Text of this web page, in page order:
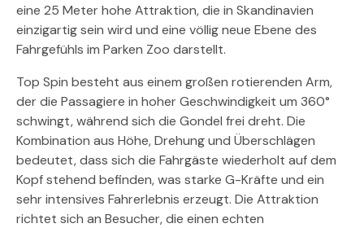
eine 25 Meter hohe Attraktion, die in Skandinavien
einzigartig sein wird und eine völlig neue Ebene des
Fahrgefühls im Parken Zoo darstellt.
Top Spin besteht aus einem großen rotierenden Arm,
der die Passagiere in hoher Geschwindigkeit um 360°
schwingt, während sich die Gondel frei dreht. Die
Kombination aus Höhe, Drehung und Überschlägen
bedeutet, dass sich die Fahrgäste wiederholt auf dem
Kopf stehend befinden, was starke G-Kräfte und ein
sehr intensives Fahrerlebnis erzeugt. Die Attraktion
richtet sich an Besucher, die einen echten